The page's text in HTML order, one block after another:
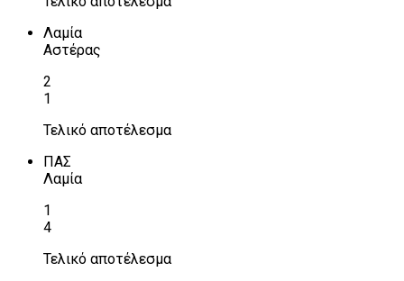
Λαμία
Αστέρας
2
1
Τελικό αποτέλεσμα
ΠΑΣ
Λαμία
1
4
Τελικό αποτέλεσμα